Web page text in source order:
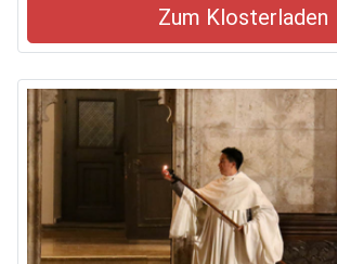
Zum Klosterladen